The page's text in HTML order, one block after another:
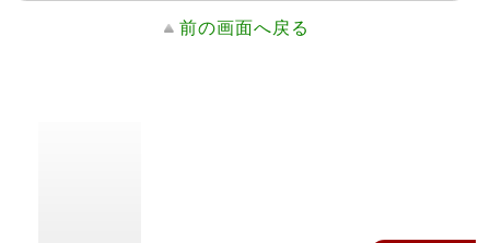
前の画面へ戻る